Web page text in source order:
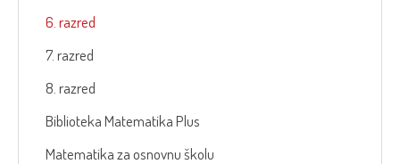
6. razred
7. razred
8. razred
Biblioteka Matematika Plus
Matematika za osnovnu školu